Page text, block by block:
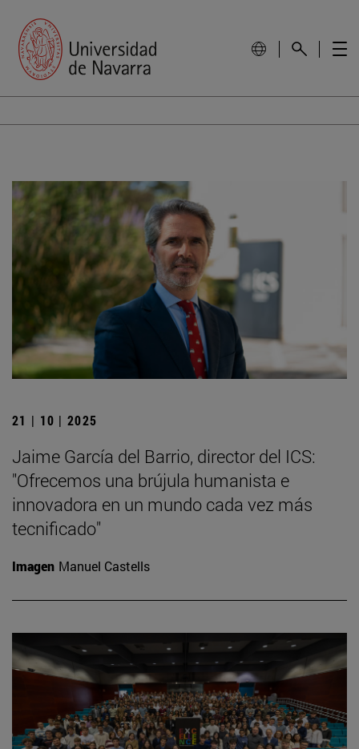
21 | 10 | 2025
Jaime García del Barrio, director del ICS:
"Ofrecemos una brújula humanista e
innovadora en un mundo cada vez más
tecnificado"
Imagen Manuel Castells